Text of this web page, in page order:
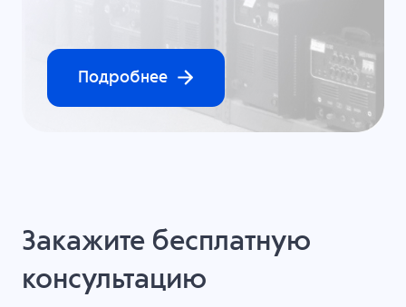
Подробнее
Закажите бесплатную
консультацию